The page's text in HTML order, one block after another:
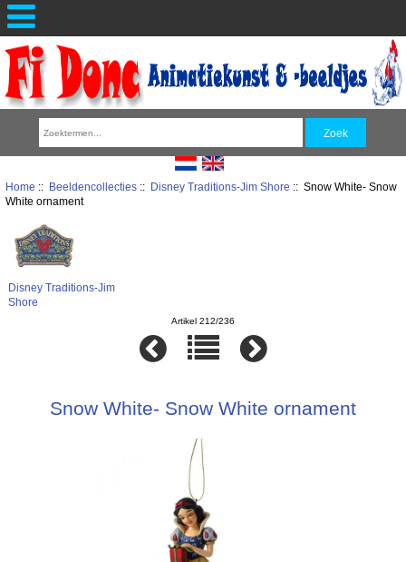
Home :: Beeldencollecties:: Disney Traditions-Jim Shore :: Snow White- Snow
White ornament
Disney Traditions-Jim
Shore
Artikel 212/236
Snow White- Snow White ornament